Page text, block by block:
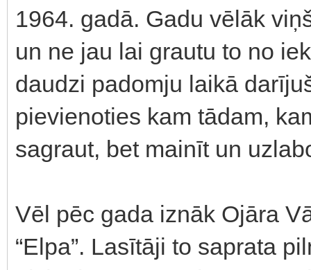
1964. gadā. Gadu vēlāk
un ne jau lai grautu to no
daudzi padomju laikā
pievienoties kam tādam,
sagraut, bet mainīt un
Vēl pēc gada iznāk Ojāra
“Elpa”. Lasītāji to saprata